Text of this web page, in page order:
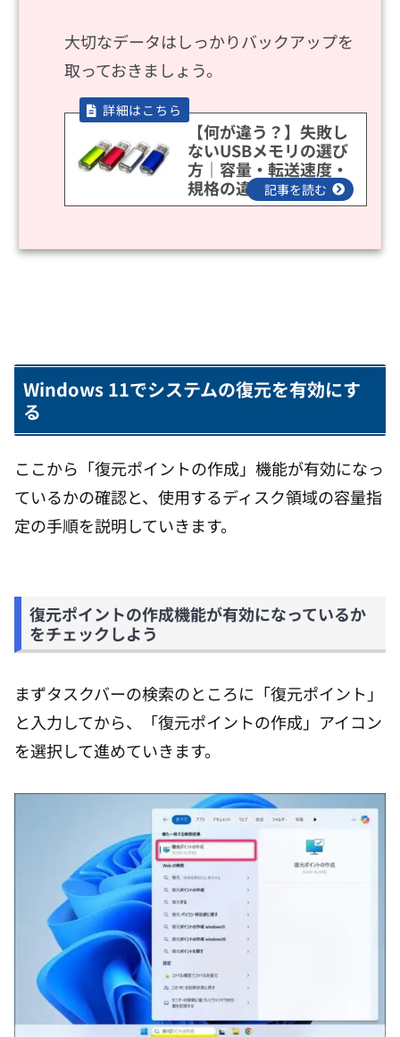
大切なデータはしっかりバックアップを
取っておきましょう。
【何が違う？】失敗し
ないUSBメモリの選び
方｜容量・転送速度・
規格の違いとは
Windows 11でシステムの復元を有効にす
る
ここから「復元ポイントの作成」機能が有効になっ
ているかの確認と、使用するディスク領域の容量指
定の手順を説明していきます。
復元ポイントの作成機能が有効になっているか
をチェックしよう
まずタスクバーの検索のところに「復元ポイント」
と入力してから、「復元ポイントの作成」アイコン
を選択して進めていきます。